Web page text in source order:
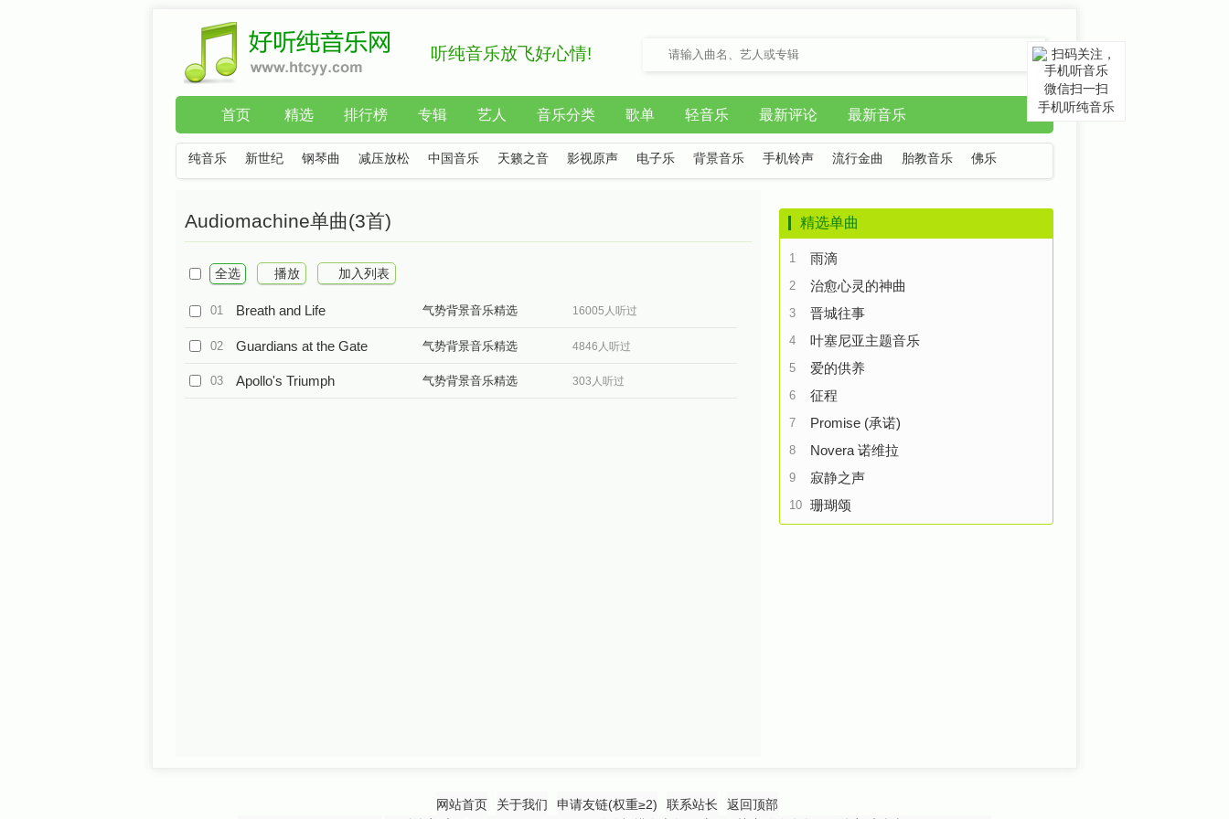
听纯音乐放飞好心情!
首页 精选 排行榜 专辑 艺人 音乐分类 歌单 轻音乐 最新评论 最新音乐
纯音乐 新世纪 钢琴曲 减压放松 中国音乐 天籁之音 影视原声 电子乐 背景音乐 手机铃声 流行金曲 胎教音乐 佛乐
Audiomachine单曲(3首)
全选 播放 加入列表
01 Breath and Life 气势背景音乐精选 16005人听过
02 Guardians at the Gate 气势背景音乐精选 4846人听过
03 Apollo's Triumph 气势背景音乐精选 303人听过
精选单曲
1 雨滴
2 治愈心灵的神曲
3 晋城往事
4 叶塞尼亚主题音乐
5 爱的供养
6 征程
7 Promise (承诺)
8 Novera 诺维拉
9 寂静之声
10 珊瑚颂
网站首页 关于我们 申请友链(权重≥2) 联系站长
返回顶部
微信扫一扫
手机听纯音乐